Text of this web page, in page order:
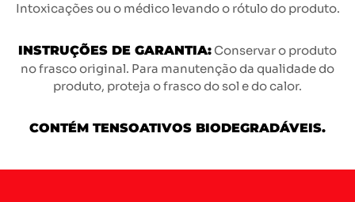
Intoxicações ou o médico levando o rótulo do produto.
INSTRUÇÕES DE GARANTIA:Conservar o produto
no frasco original. Para manutenção da qualidade do
produto, proteja o frasco do sol e do calor.
CONTÉM TENSOATIVOS BIODEGRADÁVEIS.